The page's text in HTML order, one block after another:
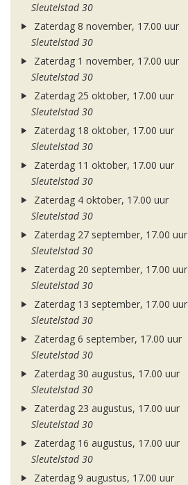
Sleutelstad 30
Zaterdag 8 november, 17.00 uur
Sleutelstad 30
Zaterdag 1 november, 17.00 uur
Sleutelstad 30
Zaterdag 25 oktober, 17.00 uur
Sleutelstad 30
Zaterdag 18 oktober, 17.00 uur
Sleutelstad 30
Zaterdag 11 oktober, 17.00 uur
Sleutelstad 30
Zaterdag 4 oktober, 17.00 uur
Sleutelstad 30
Zaterdag 27 september, 17.00 uur
Sleutelstad 30
Zaterdag 20 september, 17.00 uur
Sleutelstad 30
Zaterdag 13 september, 17.00 uur
Sleutelstad 30
Zaterdag 6 september, 17.00 uur
Sleutelstad 30
Zaterdag 30 augustus, 17.00 uur
Sleutelstad 30
Zaterdag 23 augustus, 17.00 uur
Sleutelstad 30
Zaterdag 16 augustus, 17.00 uur
Sleutelstad 30
Zaterdag 9 augustus, 17.00 uur